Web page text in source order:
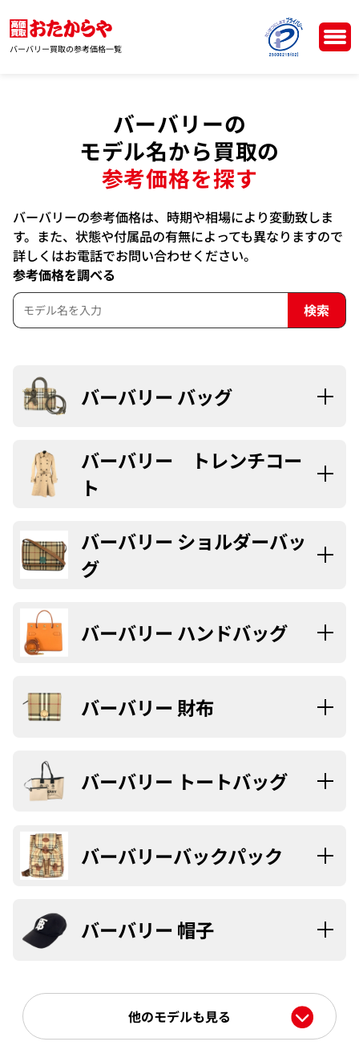
バーバリー買取の参考価格一覧
バーバリーの
モデル名から買取の
参考価格を探す
バーバリーの参考価格は、時期や相場により変動致しま
す。また、状態や付属品の有無によっても異なりますので
詳しくはお電話でお問い合わせください。
参考価格を調べる
バーバリー バッグ
バーバリー トレンチコー
ト
バーバリー ショルダーバッ
グ
バーバリー ハンドバッグ
バーバリー 財布
バーバリー トートバッグ
バーバリーバックパック
バーバリー 帽子
他のモデルも見る